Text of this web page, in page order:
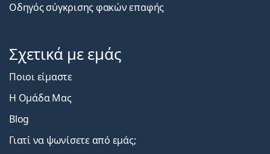
Οδηγός σύγκρισης φακών επαφής
Σχετικά με εμάς
Ποιοι είμαστε
Η Ομάδα Μας
Blog
Γιατί να ψωνίσετε από εμάς;